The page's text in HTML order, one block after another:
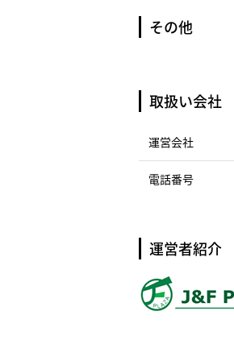
その他
取扱い会社
運営会社
電話番号
運営者紹介